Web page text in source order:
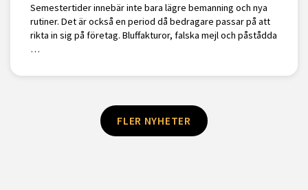
Semestertider innebär inte bara lägre bemanning och nya
rutiner. Det är också en period då bedragare passar på att
rikta in sig på företag. Bluffakturor, falska mejl och påstådda
…
FLER NYHETER